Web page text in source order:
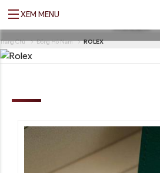
XEM MENU
Trang Chủ Đồng Hồ Nam ROLEX